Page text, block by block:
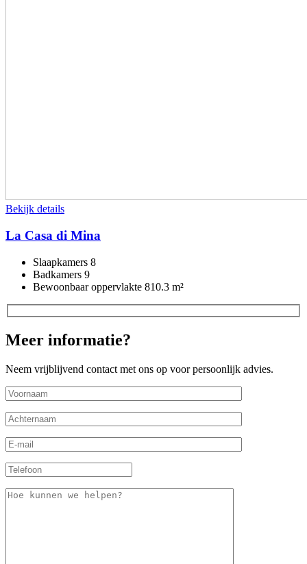
Bekijk details
La Casa di Mina
Slaapkamers 8
Badkamers 9
Bewoonbaar oppervlakte 810.3 m²
Meer informatie?
Neem vrijblijvend contact met ons op voor persoonlijk advies.